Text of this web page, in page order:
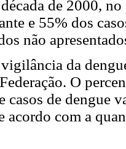
de 2000,
e 55% dos
não
da
O
casos de dengue
acordo com a